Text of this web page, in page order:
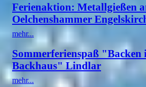
Ferienaktion: Metallgießen
Oelchenshammer
mehr...
Sommerferienspaß "Backen
Backhaus" Lindlar
mehr...